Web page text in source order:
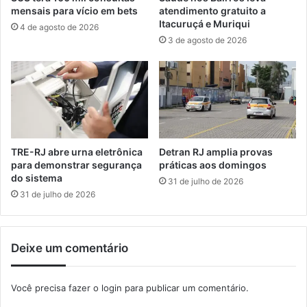
s
i
a
e
e
l
a
c
o
q
i
s
a
o
g
n
h
e
n
ç
ã
r
e
o
mensais para vício em bets
4 de agosto de 2026
atendimento gratuito a
Itacuruçá e Muriqui
3 de agosto de 2026
TRE-RJ abre urna eletrônica
para demonstrar segurança
do sistema
31 de julho de 2026
Detran RJ amplia provas
práticas aos domingos
31 de julho de 2026
Deixe um comentário
Você precisa fazer o login para publicar um comentário.